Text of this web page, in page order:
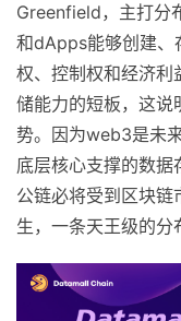
Greenfield，主打分
和dApps能够创建、
权、控制权和经济利
储能力的短板，这
势。因为web3是未
底层核心支撑的数
公链必将受到区块
生，一条天王级的分